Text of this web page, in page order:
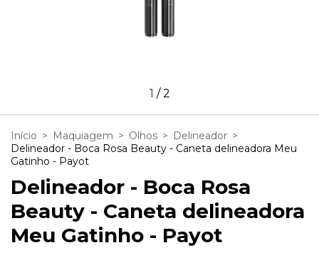
1 /2
Início > Maquiagem > Olhos > Delineador >
Delineador - Boca Rosa Beauty - Caneta delineadora Meu
Gatinho - Payot
Delineador - Boca Rosa
Beauty - Caneta delineadora
Meu Gatinho - Payot